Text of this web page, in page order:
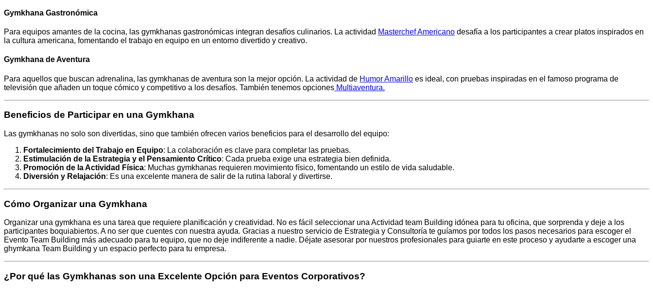
Gymkhana Gastronómica
Para equipos amantes de la cocina, las gymkhanas gastronómicas integran desafíos culinarios. La actividad Masterchef Americano desafía a los participantes a crear platos inspirados en
la cultura americana, fomentando el trabajo en equipo en un entorno divertido y creativo.
Gymkhana de Aventura
Para aquellos que buscan adrenalina, las gymkhanas de aventura son la mejor opción. La actividad de Humor Amarillo es ideal, con pruebas inspiradas en el famoso programa de
televisión que añaden un toque cómico y competitivo a los desafíos. También tenemos opciones Multiaventura.
Beneficios de Participar en una Gymkhana
Las gymkhanas no solo son divertidas, sino que también ofrecen varios beneficios para el desarrollo del equipo:
Fortalecimiento del Trabajo en Equipo: La colaboración es clave para completar las pruebas.
Estimulación de la Estrategia y el Pensamiento Crítico: Cada prueba exige una estrategia bien definida.
Promoción de la Actividad Física: Muchas gymkhanas requieren movimiento físico, fomentando un estilo de vida saludable.
Diversión y Relajación: Es una excelente manera de salir de la rutina laboral y divertirse.
Cómo Organizar una Gymkhana
Organizar una gymkhana es una tarea que requiere planificación y creatividad. No es fácil seleccionar una Actividad team Building idónea para tu oficina, que sorprenda y deje a los
participantes boquiabiertos. A no ser que cuentes con nuestra ayuda. Gracias a nuestro servicio de Estrategia y Consultoría te guíamos por todos los pasos necesarios para escoger el
Evento Team Building más adecuado para tu equipo, que no deje indiferente a nadie. Déjate asesorar por nuestros profesionales para guiarte en este proceso y ayudarte a escoger una
ghymkana Team Building y un espacio perfecto para tu empresa.
¿Por qué las Gymkhanas son una Excelente Opción para Eventos Corporativos?